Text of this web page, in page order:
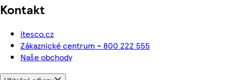
Kontakt
itesco.cz
Zákaznické centrum - 800 222 555
Naše obchody